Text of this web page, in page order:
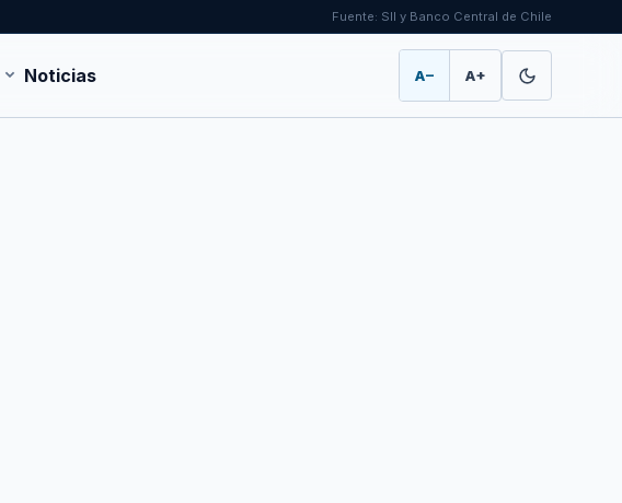
Fuente: SII y Banco Central de Chile
Noticias A− A+